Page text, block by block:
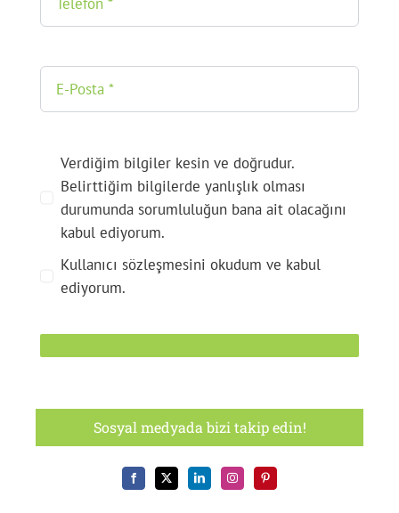
Verdiğim bilgiler kesin ve doğrudur.
Belirttiğim bilgilerde yanlışlık olması
durumunda sorumluluğun bana ait olacağını
kabul ediyorum.
Kullanıcı sözleşmesini okudum ve kabul
ediyorum.
Sosyal medyada bizi takip edin!